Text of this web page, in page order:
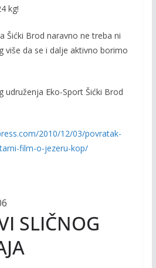
kg!
Šićki Brod naravno ne treba ni
više da se i dalje aktivno borimo
udruženja Eko-Sport Šićki Brod
2010/12/03/povratak-
film-o-jezeru-kop/
SLIČNOG